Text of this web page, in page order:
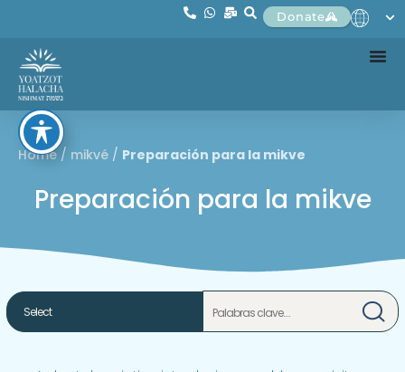
Donate
Home / mikvé / Preparación para la mikve
Preparación para la mikve